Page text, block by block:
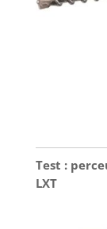
Test :
LXT